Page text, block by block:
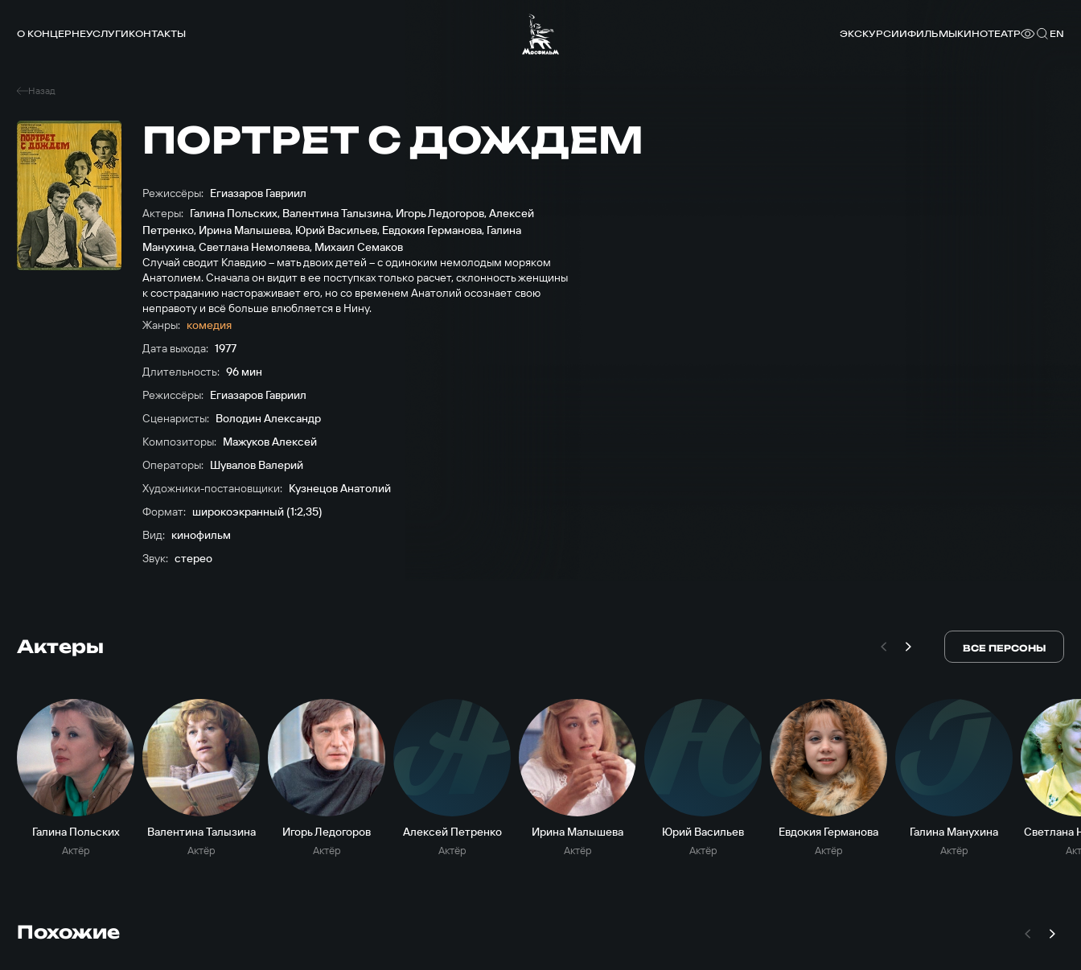
О КОНЦЕРНЕУСЛУГИКОНТАКТЫ ЭКСКУРСИИФИЛЬМЫКИНОТЕАТР EN
Назад
ПОРТРЕТ С ДОЖДЕМ
Режиссёры: Егиазаров Гавриил
Актеры: Галина Польских, Валентина Талызина, Игорь Ледогоров,Алексей
Петренко, Ирина Малышева, Юрий Васильев, Евдокия Германова, Галина
Манухина,Светлана Немоляева, Михаил Семаков
Случай сводит Клавдию – мать двоих детей – с одиноким немолодым моряком
Анатолием. Сначала он видит в ее поступках только расчет, склонность женщины
к состраданию настораживает его, но со временем Анатолий осознает свою
неправоту и всё больше влюбляется в Нину.
Жанры: комедия
Дата выхода: 1977
Длительность: 96 мин
Режиссёры: Егиазаров Гавриил
Сценаристы: Володин Александр
Композиторы: Мажуков Алексей
Операторы: Шувалов Валерий
Художники-постановщики: Кузнецов Анатолий
Формат: широкоэкранный (1:2,35)
Вид: кинофильм
Звук: стерео
Актеры ВСЕ ПЕРСОНЫ
Галина Польских
Актёр
Валентина Талызина
Актёр
Игорь Ледогоров
Актёр
А
Алексей Петренко
Актёр
Ирина Малышева
Актёр
Ю
Юрий Васильев
Актёр
Евдокия Германова
Актёр
Г
Галина Манухина
Актёр
Светлана
Похожие